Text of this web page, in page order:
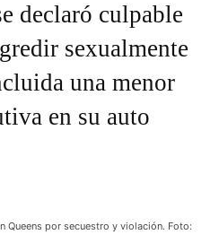
declaró culpable
sexualmente
una menor
en su auto
Queens por secuestro y violación. Foto: